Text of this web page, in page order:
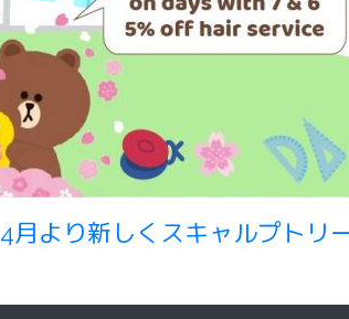
4月より新しくスキャルプトリ